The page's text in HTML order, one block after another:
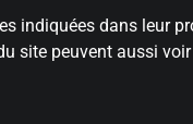
indiquées dans leur
site peuvent aussi